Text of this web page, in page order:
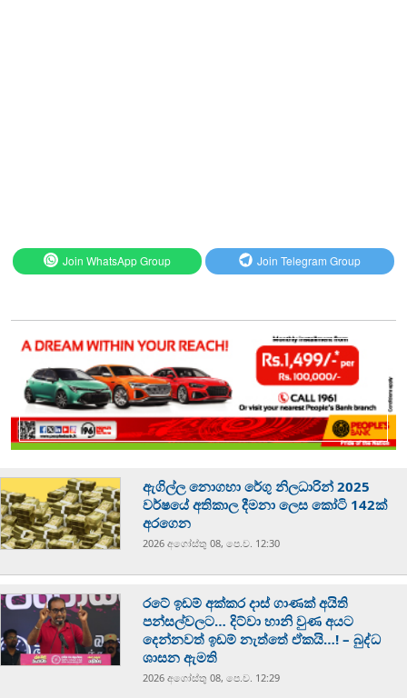
Join WhatsApp Group Join Telegram Group
ඇගිල්ල නොගහා රේගු නිලධාරින් 2025
වර්ෂයේ අතිකාල දීමනා ලෙස කෝටි 142ක්
අරගෙන
2026 අගෝස්‍තු 08, පෙ.ව. 12:30
රටේ ඉඩම් අක්කර දාස් ගාණක් අයිති
පන්සල්වලට… දිට්වා හානි වුණ අයට
දෙන්නවත් ඉඩම් නැත්තේ ඒකයි…! – බුද්ධ
ශාසන ඇමති
2026 අගෝස්‍තු 08, පෙ.ව. 12:29